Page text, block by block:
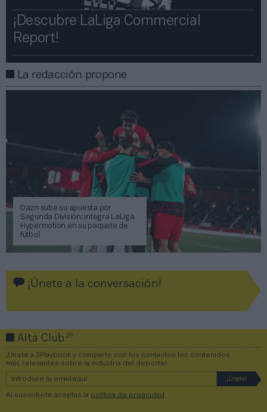
¡Descubre LaLiga Commercial
Report!​​
La redacción propone
Dazn sube su apuesta por
Segunda División: integra LaLiga
Hypermotion en su paquete de
fútbol
¡Únete a la conversación!
Alta Club2P
¡Únete a 2Playbook y comparte con tus contactos los contenidos
más relevantes sobre la industria del deporte!
Al suscribirte aceptas la política de privacidad .